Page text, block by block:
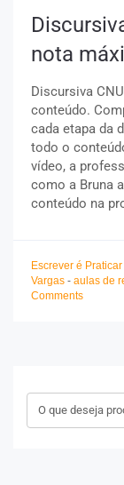
nota
Discursiva
conteúdo.
cada etapa da
todo o
vídeo, a
como a Bruna
conteúdo na
Escrever é Praticar
Vargas - aulas de
Comments